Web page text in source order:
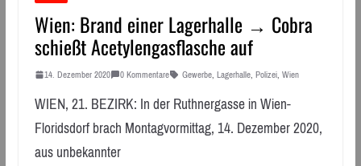
Wien: Brand einer Lagerhalle → Cobra
schießt Acetylengasflasche auf
14. Dezember 2020 0 Kommentare Gewerbe, Lagerhalle, Polizei, Wien
WIEN, 21. BEZIRK: In der Ruthnergasse in Wien-
Floridsdorf brach Montagvormittag, 14. Dezember 2020,
aus unbekannter